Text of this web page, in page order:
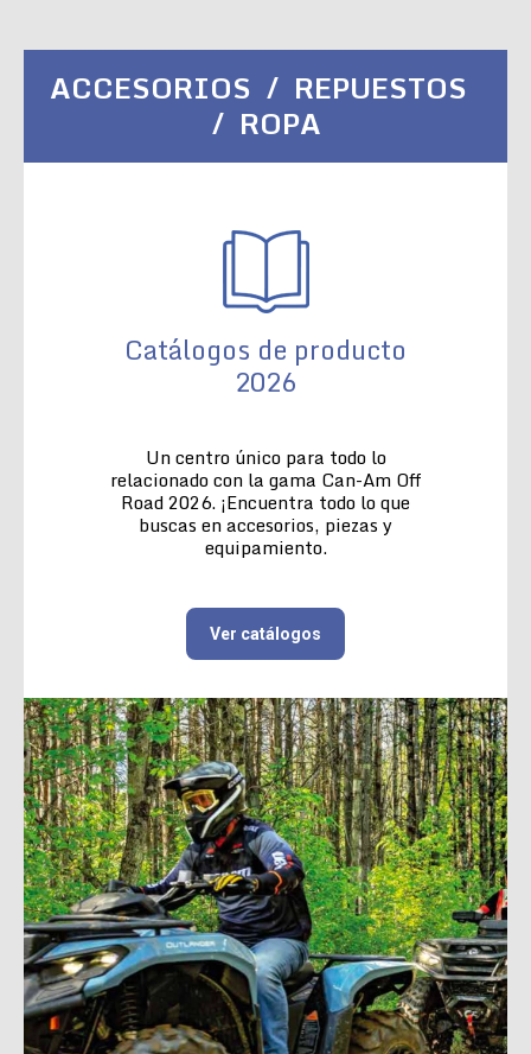
ACCESORIOS / REPUESTOS
/ ROPA
Catálogos de producto
2026
Un centro único para todo lo
relacionado con la gama Can-Am Off
Road 2026. ¡Encuentra todo lo que
buscas en accesorios, piezas y
equipamiento.
Ver catálogos